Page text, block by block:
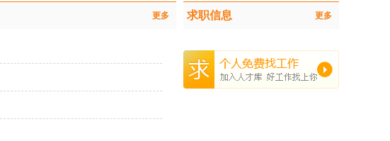
更多 求职信息 更多